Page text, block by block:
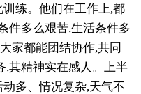
练。他们在工作上,都
件多么艰苦,生活条件多
家都能团结协作,共同
,其精神实在感人。上半
多、情况复杂,天气不